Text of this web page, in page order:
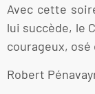
Avec cette
lui succède, le
courageux,
Robert